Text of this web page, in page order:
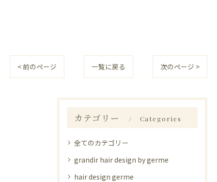
< 前のページ 一覧に戻る 次のページ >
カテゴリー Categories
全てのカテゴリー
grandir hair design by germe
hair design germe